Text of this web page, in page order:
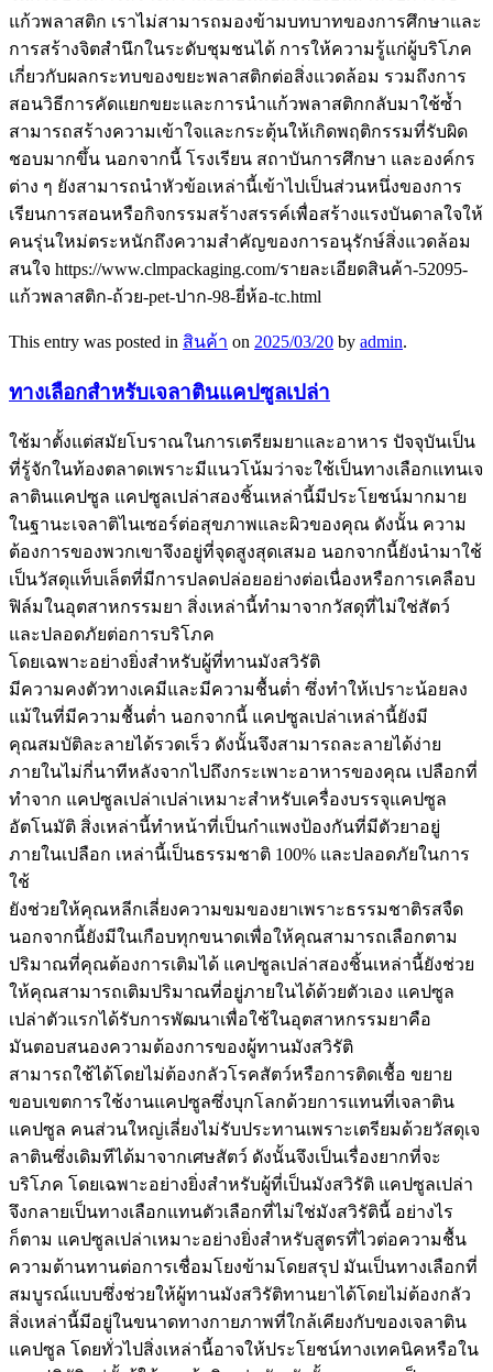
แก้วพลาสติก เราไม่สามารถมองข้ามบทบาทของการศึกษาและ
การสร้างจิตสำนึกในระดับชุมชนได้ การให้ความรู้แก่ผู้บริโภค
เกี่ยวกับผลกระทบของขยะพลาสติกต่อสิ่งแวดล้อม รวมถึงการ
สอนวิธีการคัดแยกขยะและการนำแก้วพลาสติกกลับมาใช้ซ้ำ
สามารถสร้างความเข้าใจและกระตุ้นให้เกิดพฤติกรรมที่รับผิด
ชอบมากขึ้น นอกจากนี้ โรงเรียน สถาบันการศึกษา และองค์กร
ต่าง ๆ ยังสามารถนำหัวข้อเหล่านี้เข้าไปเป็นส่วนหนึ่งของการ
เรียนการสอนหรือกิจกรรมสร้างสรรค์เพื่อสร้างแรงบันดาลใจให้
คนรุ่นใหม่ตระหนักถึงความสำคัญของการอนุรักษ์สิ่งแวดล้อม
สนใจ https://www.clmpackaging.com/รายละเอียดสินค้า-52095-
แก้วพลาสติก-ถ้วย-pet-ปาก-98-ยี่ห้อ-tc.html
This entry was posted in สินค้า on 2025/03/20 by admin.
ทางเลือกสำหรับเจลาตินแคปซูลเปล่า
ใช้มาตั้งแต่สมัยโบราณในการเตรียมยาและอาหาร ปัจจุบันเป็น
ที่รู้จักในท้องตลาดเพราะมีแนวโน้มว่าจะใช้เป็นทางเลือกแทนเจ
ลาตินแคปซูล แคปซูลเปล่าสองชิ้นเหล่านี้มีประโยชน์มากมาย
ในฐานะเจลาติไนเซอร์ต่อสุขภาพและผิวของคุณ ดังนั้น ความ
ต้องการของพวกเขาจึงอยู่ที่จุดสูงสุดเสมอ นอกจากนี้ยังนำมาใช้
เป็นวัสดุแท็บเล็ตที่มีการปลดปล่อยอย่างต่อเนื่องหรือการเคลือบ
ฟิล์มในอุตสาหกรรมยา สิ่งเหล่านี้ทำมาจากวัสดุที่ไม่ใช่สัตว์
และปลอดภัยต่อการบริโภค
โดยเฉพาะอย่างยิ่งสำหรับผู้ที่ทานมังสวิรัติ
มีความคงตัวทางเคมีและมีความชื้นต่ำ ซึ่งทำให้เปราะน้อยลง
แม้ในที่มีความชื้นต่ำ นอกจากนี้ แคปซูลเปล่าเหล่านี้ยังมี
คุณสมบัติละลายได้รวดเร็ว ดังนั้นจึงสามารถละลายได้ง่าย
ภายในไม่กี่นาทีหลังจากไปถึงกระเพาะอาหารของคุณ เปลือกที่
ทำจาก แคปซูลเปล่าเปล่าเหมาะสำหรับเครื่องบรรจุแคปซูล
อัตโนมัติ สิ่งเหล่านี้ทำหน้าที่เป็นกำแพงป้องกันที่มีตัวยาอยู่
ภายในเปลือก เหล่านี้เป็นธรรมชาติ 100% และปลอดภัยในการ
ใช้
ยังช่วยให้คุณหลีกเลี่ยงความขมของยาเพราะธรรมชาติรสจืด
นอกจากนี้ยังมีในเกือบทุกขนาดเพื่อให้คุณสามารถเลือกตาม
ปริมาณที่คุณต้องการเติมได้ แคปซูลเปล่าสองชิ้นเหล่านี้ยังช่วย
ให้คุณสามารถเติมปริมาณที่อยู่ภายในได้ด้วยตัวเอง แคปซูล
เปล่าตัวแรกได้รับการพัฒนาเพื่อใช้ในอุตสาหกรรมยาคือ
มันตอบสนองความต้องการของผู้ทานมังสวิรัติ
สามารถใช้ได้โดยไม่ต้องกลัวโรคสัตว์หรือการติดเชื้อ ขยาย
ขอบเขตการใช้งานแคปซูลซึ่งบุกโลกด้วยการแทนที่เจลาติน
แคปซูล คนส่วนใหญ่เลี่ยงไม่รับประทานเพราะเตรียมด้วยวัสดุเจ
ลาตินซึ่งเดิมทีได้มาจากเศษสัตว์ ดังนั้นจึงเป็นเรื่องยากที่จะ
บริโภค โดยเฉพาะอย่างยิ่งสำหรับผู้ที่เป็นมังสวิรัติ แคปซูลเปล่า
จึงกลายเป็นทางเลือกแทนตัวเลือกที่ไม่ใช่มังสวิรัตินี้ อย่างไร
ก็ตาม แคปซูลเปล่าเหมาะอย่างยิ่งสำหรับสูตรที่ไวต่อความชื้น
ความต้านทานต่อการเชื่อมโยงข้ามโดยสรุป มันเป็นทางเลือกที่
สมบูรณ์แบบซึ่งช่วยให้ผู้ทานมังสวิรัติทานยาได้โดยไม่ต้องกลัว
สิ่งเหล่านี้มีอยู่ในขนาดทางกายภาพที่ใกล้เคียงกับของเจลาติน
แคปซูล โดยทั่วไปสิ่งเหล่านี้อาจให้ประโยชน์ทางเทคนิคหรือใน